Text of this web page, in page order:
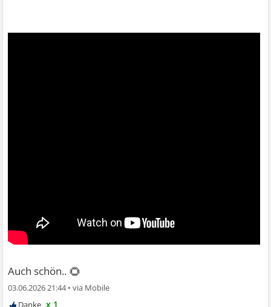
Auch schön.. 🌻
03.06.2026 21:44•
x 1